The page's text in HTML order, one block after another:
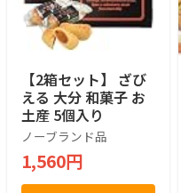
【2箱セット】 ざび
える 大分 和菓子 お
土産 5個入り
ノーブランド品
1,560円